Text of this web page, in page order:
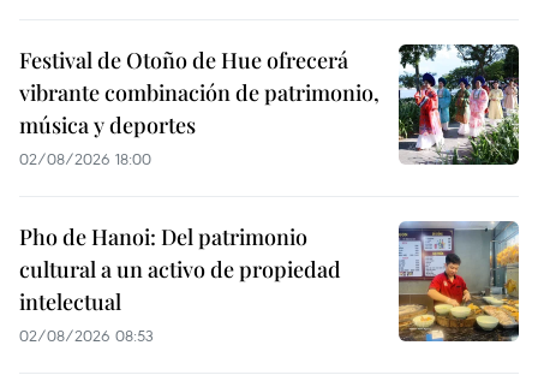
Festival de Otoño de Hue ofrecerá
vibrante combinación de patrimonio,
música y deportes
02/08/2026 18:00
Pho de Hanoi: Del patrimonio
cultural a un activo de propiedad
intelectual
02/08/2026 08:53